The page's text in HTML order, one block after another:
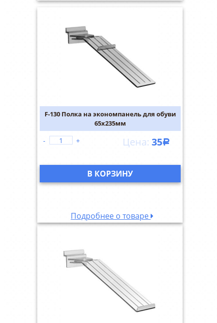
F-130 Полка на экономпанель для обуви
65х235мм
35Р
- +
В КОРЗИНУ
Подробнее о товаре